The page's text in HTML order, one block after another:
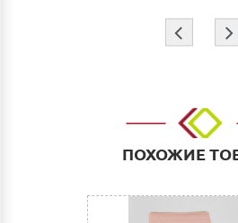
Самовывоз из г.Нижнего
До транспортной компании:
такими транспортными
Деловые линии. Оплата
Выгрузка и сборка
⇦ ⇨
ПОХОЖИЕ